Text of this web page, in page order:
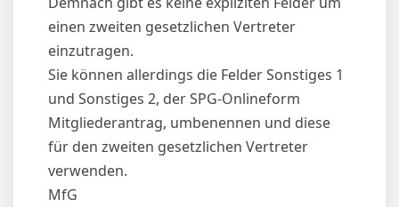
einen zweiten gesetzlichen Vertreter
einzutragen.
Sie können allerdings die Felder Sonstiges 1
und Sonstiges 2, der SPG-Onlineform
Mitgliederantrag, umbenennen und diese
für den zweiten gesetzlichen Vertreter
verwenden.
MfG